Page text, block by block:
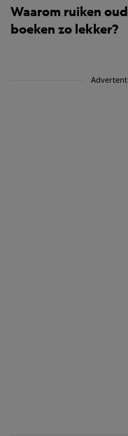
Waarom ruiken
boeken zo lekker?